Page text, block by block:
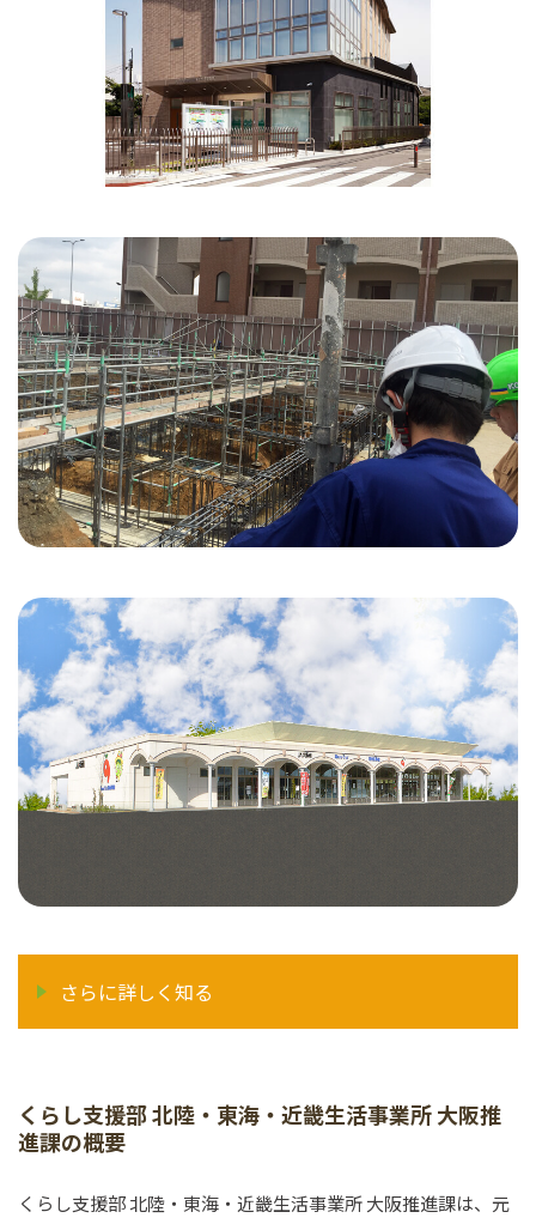
さらに詳しく知る
くらし支援部 北陸・東海・近畿生活事業所 大阪推
進課の概要
くらし支援部 北陸・東海・近畿生活事業所 大阪推進課は、元